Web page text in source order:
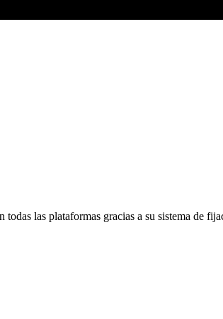
las plataformas gracias a su sistema de